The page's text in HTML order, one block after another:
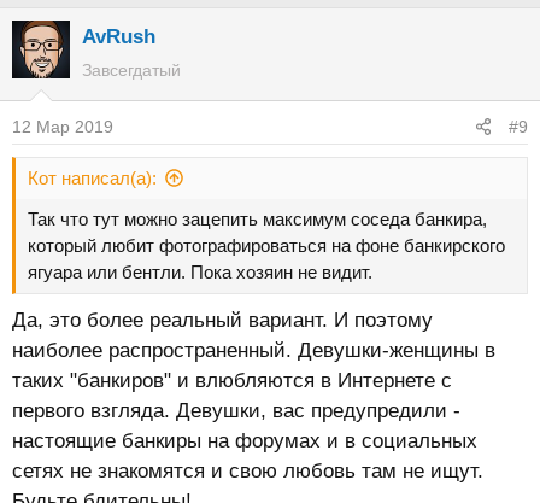
AvRush
Завсегдатый
12 Мар 2019 #9
Кот написал(а):
Так что тут можно зацепить максимум соседа банкира,
который любит фотографироваться на фоне банкирского
ягуара или бентли. Пока хозяин не видит.
Да, это более реальный вариант. И поэтому
наиболее распространенный. Девушки-женщины в
таких "банкиров" и влюбляются в Интернете с
первого взгляда. Девушки, вас предупредили -
настоящие банкиры на форумах и в социальных
сетях не знакомятся и свою любовь там не ищут.